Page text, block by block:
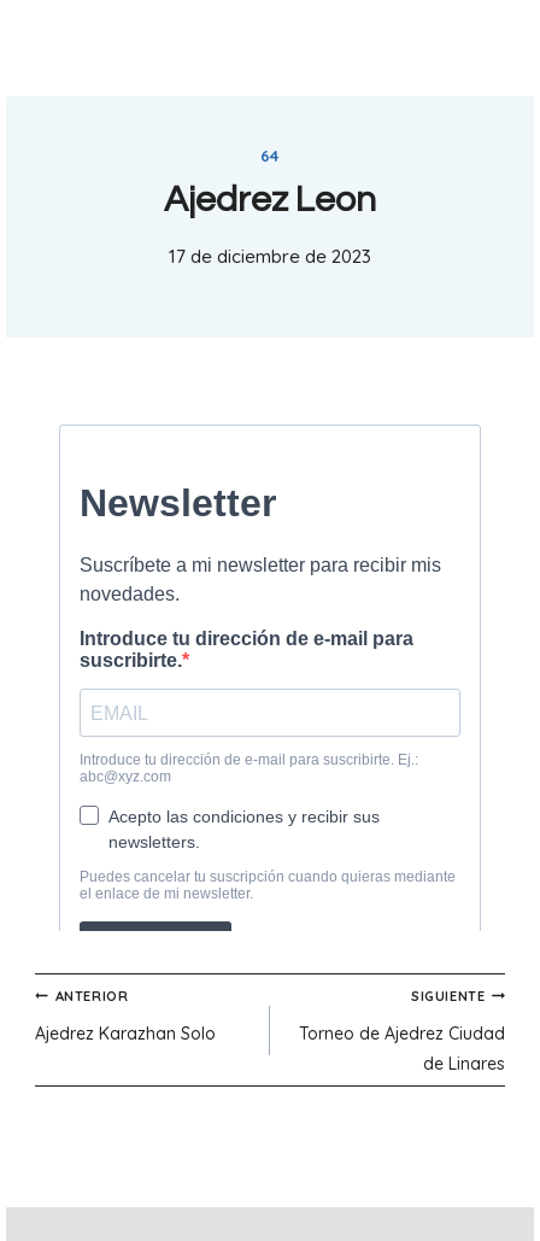
64
Ajedrez Leon
17 de diciembre de 2023
Navegación
de
ANTERIOR
Ajedrez Karazhan Solo
SIGUIENTE
Torneo de Ajedrez Ciudad
de Linares